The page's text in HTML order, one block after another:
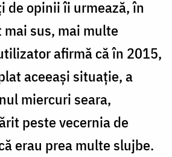
de opinii îi urmează, în
sus, mai multe
afirmă că în 2015,
aceeași situație, a
miercuri seara,
peste vecernia de
erau prea multe slujbe.